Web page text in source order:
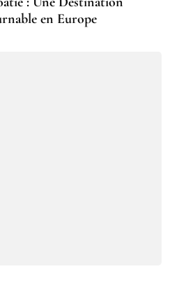
en Europe